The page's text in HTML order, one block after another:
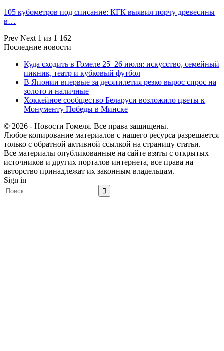
105 кубометров под списание: КГК выявил порчу древесины
в…
Prev Next 1 из 1 162
Последние новости
Куда сходить в Гомеле 25–26 июля: искусство, семейный
пикник, театр и кубковый футбол
В Японии впервые за десятилетия резко вырос спрос на
золото и наличные
Хоккейное сообщество Беларуси возложило цветы к
Монументу Победы в Минске
© 2026 - Новости Гомеля. Все права защищены.
Любое копирование материалов с нашего ресурса разрешается
только с обратной активной ссылкой на страницу статьи.
Все материалы опубликованные на сайте взяты с открытых
источников и других порталов интернета, все права на
авторство принадлежат их законным владельцам.
Sign in